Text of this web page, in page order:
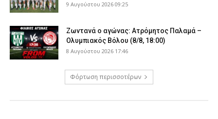
9 Αυγούστου 2026 09:25
Ζωντανά ο αγώνας: Ατρόμητος Παλαμά –
Ολυμπιακός Βόλου (8/8, 18:00)
8 Αυγούστου 2026 17:46
Φόρτωση περισσοτέρων